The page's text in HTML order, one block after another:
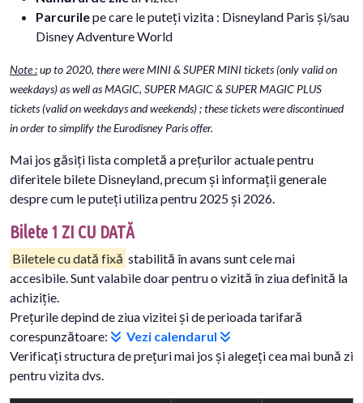
Parcurilepe care le puteți vizita : Disneyland Paris și/sau
Disney Adventure World
Note :up to 2020, there were MINI & SUPER MINI tickets (only valid on
weekdays) as well as MAGIC, SUPER MAGIC & SUPER MAGIC PLUS
tickets (valid on weekdays and weekends) ; these tickets were discontinued
in order to simplify the Eurodisney Paris offer.
Mai jos găsiți lista completă a prețurilor actuale pentru
diferitele bilete Disneyland, precum și informații generale
despre cum le puteți utiliza pentru 2025 și 2026.
Bilete 1 ZI CU DATĂ
Biletele cu dată fixă stabilită în avans sunt cele mai
accesibile. Sunt valabile doar pentru o vizită în ziua definită la
achiziție.
Prețurile depind de ziua vizitei și de perioada tarifară
corespunzătoare:
Vezi calendarul
Verificați structura de prețuri mai jos și alegeți cea mai bună zi
pentru vizita dvs.